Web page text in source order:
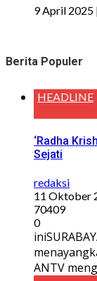
9 April 2025
Berita Populer
HEADLINE
‘Radha
Sejati
redaksi
11 Oktober
70409
0
ANTV